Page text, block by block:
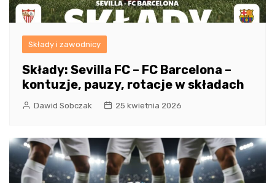
Składy i zawodnicy
Składy: Sevilla FC – FC Barcelona –
kontuzje, pauzy, rotacje w składach
Dawid Sobczak 25 kwietnia 2026